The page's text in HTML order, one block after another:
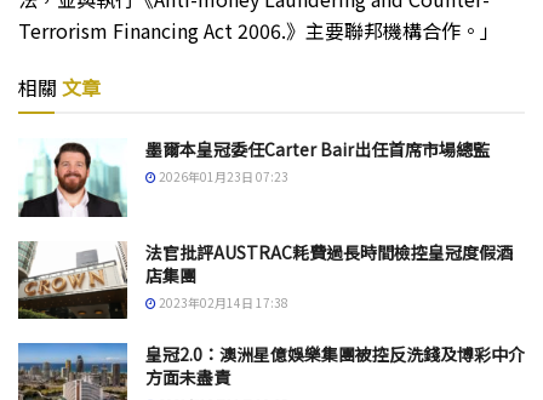
Terrorism Financing Act 2006.》主要聯邦機構合作。」
相關 文章
墨爾本皇冠委任Carter Bair出任首席市場總監
2026年01月23日 07:23
法官批評AUSTRAC耗費過長時間檢控皇冠度假酒
店集團
2023年02月14日 17:38
皇冠2.0：澳洲星億娛樂集團被控反洗錢及博彩中介
方面未盡責